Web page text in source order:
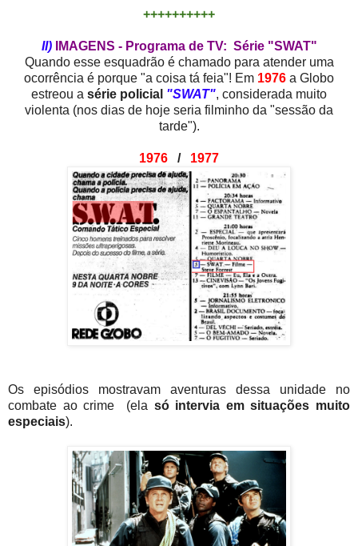
++++++++++
II)
IMAGENS - Programa de TV: Série "SWAT"
Quando esse esquadrão é chamado para atender uma
ocorrência é porque "a coisa tá feia"! Em 1976 a Globo
estreou a série policial "SWAT", considerada muito
violenta (nos dias de hoje seria filminho da "sessão da
tarde").
1976 /1977
Os episódios mostravam aventuras dessa unidade no
combate ao crime (ela só intervia em situações muito
especiais).